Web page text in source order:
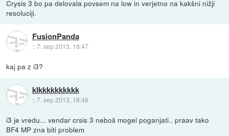
Crysis 3 bo pa delovala povsem na low in verjetno na kakšni nižji
resoluciji.
FusionPanda
::7. sep 2013, 18:47
kaj pa z i3?
klkkkkkkkkkk
::7. sep 2013, 18:48
i3 je vredu... vendar crsis 3 neboš mogel poganjati.. praav tako
BF4 MP zna biti problem